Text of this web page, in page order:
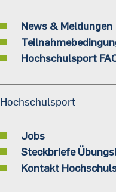
News & Meldungen
Hochschulsport
Hochschulsport
Jobs
Steckbriefe
Kontakt